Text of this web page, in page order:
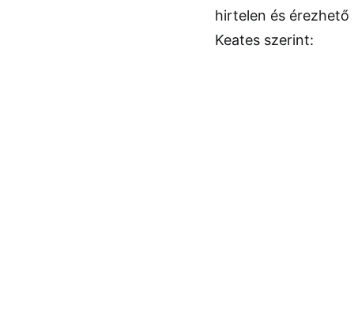
hirtelen és
Keates szerint: